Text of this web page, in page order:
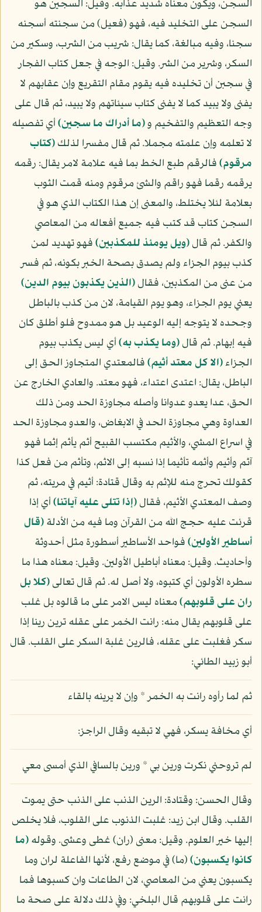
السجن، ويكون معناه شديد عذابه. وقيل: السجين هو
السجن على التخليد فيه، فهو (فعيل) من سجنته أسجنه
سجنا، وفيه مبالغة، كما يقال: شريب من الشرب، وسكير من
السكر، وشرير من الشر. وقيل: الوجه في جعل كتاب الفجار
في سجبن أن تخليده فيه يقوم مقام التقريع وإن عقابهم لا
يفنى ولا يبيد كما لا يفنى كتاب سيئاتهم ولا يبيد، ثم قال على
وجه التعظيم والتفخيم و(ما أدراك ما سجين)أي تفصيله
لا تعلمه وإن علمته مجملا. ثم قال مفسرا لذلك(كتاب
مرقوم)فالرقم طبع الخط بما فيه علامة لامر يقال: رقمه
يرقمه رقما فهو راقم والشئ مرقوم ومنه قمت الثوب
بعلامة لئلا يختلط، والمعنى إن هذا الكتاب الذي هو في
السجن كتاب قد كتب فيه جميع أفعاله من المعاصي
والكفر. ثم قال(ويل يومئذ للمكذبين)فهو تهديد لمن
كذب بيوم الجزاء ولم يصدق بصحة الخبر بكونه، ثم فسر
من عنى من المكذبين، فقال(الذين يكذبون بيوم الدين)
يعني يوم الجزاء، وهو يوم القيامة، لان من كذب بالباطل
وجحده لا يتوجه إليه الوعيد بل هو ممدوح فلو أطلق كان
فيه إبهام. ثم قال(وما يكذب به)أي ليس يكذب بيوم
الجزاء(الا كل معتد أثيم)فالمعتدي المتجاوز الحق إلى
الباطل، يقال: اعتدى اعتداء، فهو معتد. والعادي الخارج عن
الحق، عدا يعدو عدوانا وأصله مجاوزة الحد ومن ذلك
العداوة وهي مجاوزة الحد في الابغاض، والعدو مجاوزة الحد
في اسراع المشي، والأثيم مكتسب القبيح أثم يأثم إثما فهو
آثم وأثيم وأثمه تأثيما إذا نسبه إلى الاثم، وتأثم من فعل كذا
كقولك تحرج منه للإثم به وقال قتادة: أثيم في مريته، ثم
وصف المعتدي الأثيم، فقال(إذا تتلى عليه آياتنا)أي إذا
قرئت عليه حجج الله من القرآن وما فيه من الأدلة(قال
أساطير الأولين)فواحد الأساطير أسطورة مثل أحدوثة
وأحاديث. وقيل: معناه أباطيل الأولين. وقيل: معناه هذا ما
سطره الأولون أي كتبوه، ولا أصل له. ثم قال تعالى(كلا بل
ران على قلوبهم)معناه ليس الامر على ما قالوه بل غلب
على قلوبهم يقال منه: رانت الخمر على عقله ترين رينا إذا
سكر فغلبت على عقله، فالرين غلبة السكر على القلب. قال
أبو زبيد الطائي:
ثم لما رأوه رانت به الخمر * وإن لا يرينه بالقاء
أي مخافة يسكر، فهي لا تبقيه وقال الراجز:
لم تروحني نكرت ورين بي * ورين بالسافي الذي أمسى معي
وقال الحسن: وقتادة: الرين الذنب على الذنب حتى يموت
القلب. وقال ابن زيد: غلبت الذنوب على القلوب، فلا يخلص
إليها خير العلوم. وقيل: معنى (ران) غطى وعشى. وقوله(ما
كانوا يكسبون)(ما) في موضع رفع، لأنها الفاعلة لران وما
يكسبون يعني من المعاصي، لان الطاعات وان كسبوها فما
رانت على قلوبهم قال البلخي: وفي ذلك دلالة على صحة ما